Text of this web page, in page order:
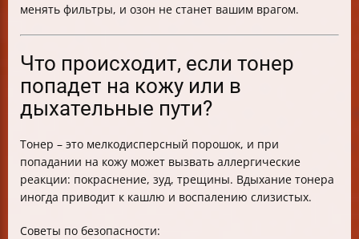
менять фильтры, и озон не станет вашим врагом.
Что происходит, если тонер
попадет на кожу или в
дыхательные пути?
Тонер – это мелкодисперсный порошок, и при
попадании на кожу может вызвать аллергические
реакции: покраснение, зуд, трещины. Вдыхание тонера
иногда приводит к кашлю и воспалению слизистых.
Советы по безопасности: